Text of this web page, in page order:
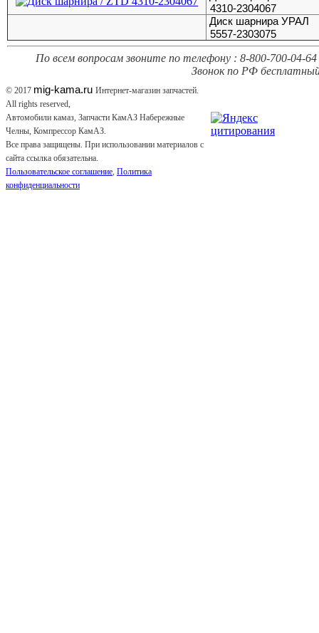
4310-2304067
Диск шарнира УРАЛ
5557-2303075
По всем вопросам звоните по телефону : 8-800-700-04-64
Звонок по РФ
© 2017 mig-kama.ru Интернет-магазин запчастей.
All rights reserved,
Автомобили камаз, Запчасти КамАЗ Набережные
Челны, Компрессор КамАЗ.
Все права защищены. При использовании материалов с
сайта ссылка обязательна.
Пользовательское соглашение, Политика
конфиденциальности